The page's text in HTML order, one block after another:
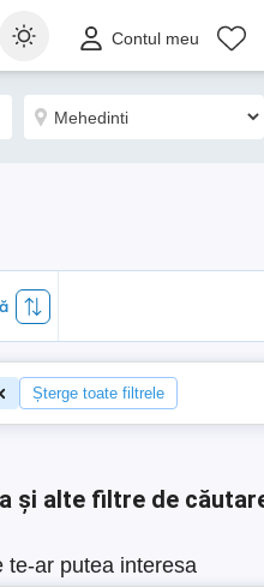
Contul meu
Șterge toate filtrele
și alte filtre de
te-ar putea interesa